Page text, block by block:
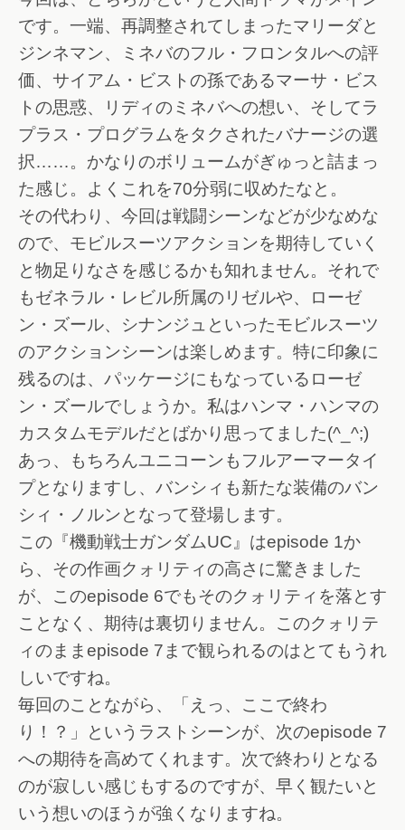
です。一端、再調整されてしまったマリーダと
ジンネマン、ミネバのフル・フロンタルへの評
価、サイアム・ビストの孫であるマーサ・ビス
トの思惑、リディのミネバへの想い、そしてラ
プラス・プログラムをタクされたバナージの選
択……。かなりのボリュームがぎゅっと詰まっ
た感じ。よくこれを70分弱に収めたなと。
その代わり、今回は戦闘シーンなどが少なめな
ので、モビルスーツアクションを期待していく
と物足りなさを感じるかも知れません。それで
もゼネラル・レビル所属のリゼルや、ローゼ
ン・ズール、シナンジュといったモビルスーツ
のアクションシーンは楽しめます。特に印象に
残るのは、パッケージにもなっているローゼ
ン・ズールでしょうか。私はハンマ・ハンマの
カスタムモデルだとばかり思ってました(^_^;)
あっ、もちろんユニコーンもフルアーマータイ
プとなりますし、バンシィも新たな装備のバン
シィ・ノルンとなって登場します。
この『機動戦士ガンダムUC』はepisode 1か
ら、その作画クォリティの高さに驚きました
が、このepisode 6でもそのクォリティを落とす
ことなく、期待は裏切りません。このクォリテ
ィのままepisode 7まで観られるのはとてもうれ
しいですね。
毎回のことながら、「えっ、ここで終わ
り！？」というラストシーンが、次のepisode 7
への期待を高めてくれます。次で終わりとなる
のが寂しい感じもするのですが、早く観たいと
いう想いのほうが強くなりますね。